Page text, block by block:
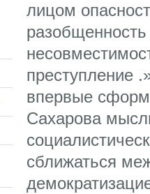
лицом
преступление
впервые
Сахарова
сближаться